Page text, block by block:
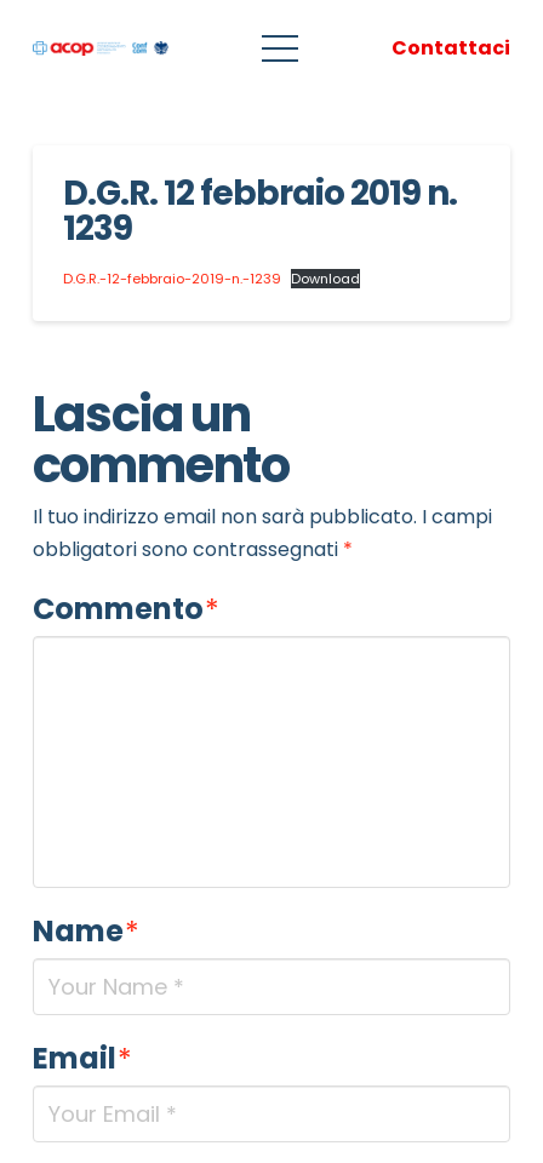
Contattaci
D.G.R. 12 febbraio 2019 n.
1239
D.G.R.-12-febbraio-2019-n.-1239 Download
Lascia un
commento
Il tuo indirizzo email non sarà pubblicato. I campi
obbligatori sono contrassegnati *
Commento*
Name*
Email*